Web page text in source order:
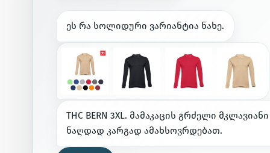
ეს რა სოლიდური ვარიანტია ნახე.
THC BERN 3XL. მამაკაცის გრძელი მკლავიანი
ნაღდად კარგად ამახსოვრდებათ.